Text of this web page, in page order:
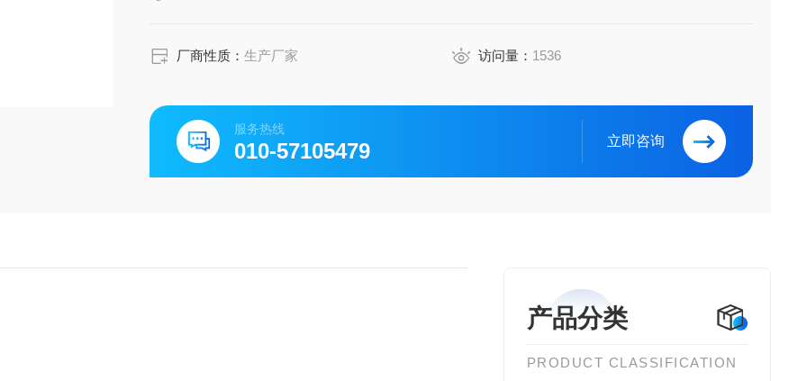
厂商性质：生产厂家 访问量： 1536
服务热线
010-57105479 立即咨询
产品分类
PRODUCT CLASSIFICATION